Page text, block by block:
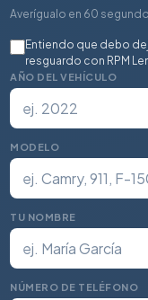
Averígualo en 60
Entiendo que debo
resguardo con RPM
AÑO DEL VEHÍCULO
MODELO
TU NOMBRE
NÚMERO DE TELÉFONO